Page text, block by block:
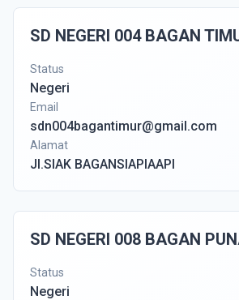
SD NEGERI 004 BAGAN
Status
Negeri
Email
sdn004bagantimur@gmail.com
Alamat
Jl.SIAK BAGANSIAPIAAPI
SD NEGERI 008 BAGAN
Status
Negeri